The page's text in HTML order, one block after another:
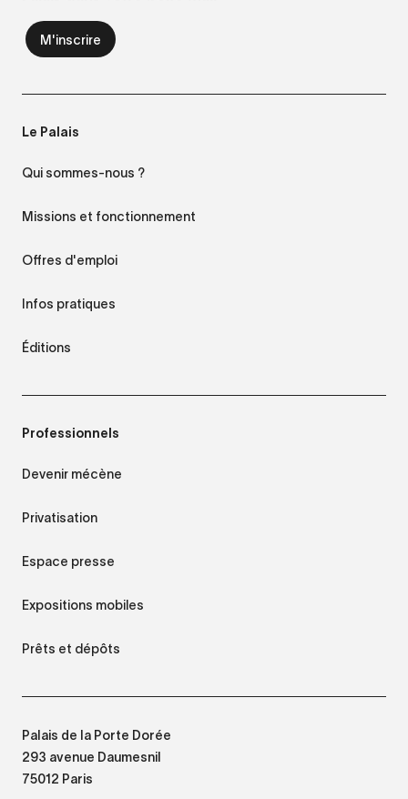
Le Palais
Qui sommes-nous ?
Missions et fonctionnement
Offres d'emploi
Infos pratiques
Éditions
Professionnels
Devenir mécène
Privatisation
Espace presse
Expositions mobiles
Prêts et dépôts
Palais de la Porte Dorée
293 avenue Daumesnil
75012 Paris